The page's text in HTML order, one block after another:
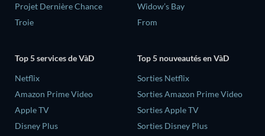
Projet Dernière Chance
Troie
Widow’s Bay
From
Top 5 services de VàD
Netflix
Amazon Prime Video
Apple TV
Disney Plus
Top 5 nouveautés en VàD
Sorties Netflix
Sorties Amazon Prime Video
Sorties Apple TV
Sorties Disney Plus